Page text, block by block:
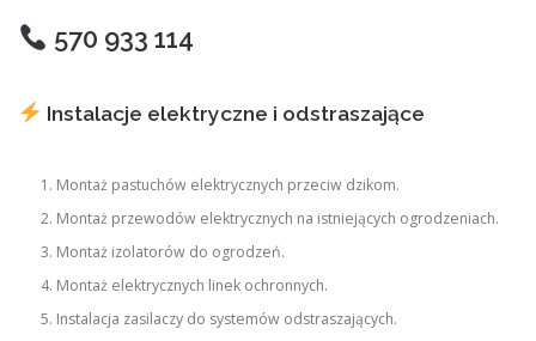
570 933 114
Instalacje elektryczne i odstraszające
Montaż pastuchów elektrycznych przeciw dzikom.
Montaż przewodów elektrycznych na istniejących ogrodzeniach.
Montaż izolatorów do ogrodzeń.
Montaż elektrycznych linek ochronnych.
Instalacja zasilaczy do systemów odstraszających.